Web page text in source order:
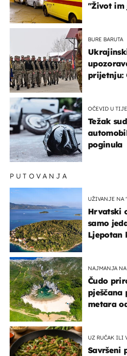
"Život im
BURE BARUTA
prijetnju:
OČEVID U
Težak
poginula
PUTOVANJA
UŽIVANJE NA
Hrvatski
samo
Ljepotan
NAJMANJA
Čudo
pješčana
metara
UZ RUČAK ILI
Savršeni